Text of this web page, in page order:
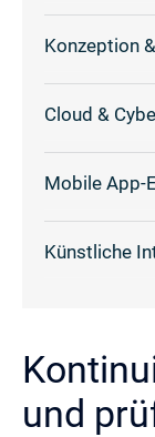
Konzeption
Cloud &
Mobile App-
Künstliche
und